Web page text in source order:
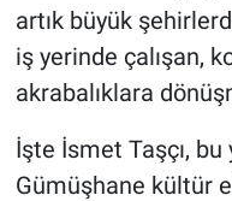
artık büyük
iş yerinde çalışan,
akrabalıklara
İşte İsmet Taşçı,
Gümüşhane kültür